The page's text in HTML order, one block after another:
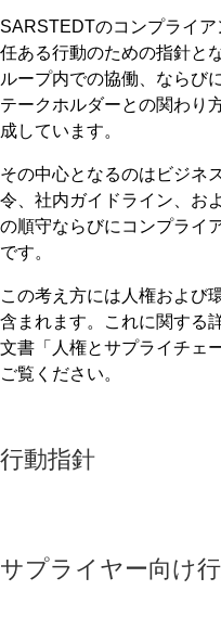
SARSTEDTのコンプライ
任ある行動のための指針と
ループ内での協働、ならび
テークホルダーとの関わり
成しています。
その中心となるのはビジネ
令、社内ガイドライン、お
の順守ならびにコンプライ
です。
この考え方には人権および
含まれます。これに関する
文書「人権とサプライチェ
ご覧ください。
行動指針
サプライヤー向け